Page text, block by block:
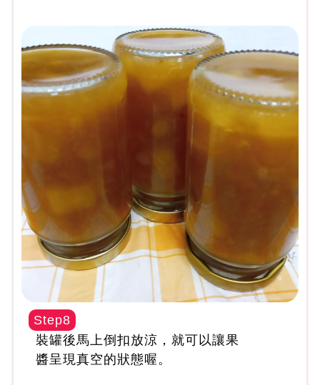
Step8
裝罐後馬上倒扣放涼，就可以讓果
醬呈現真空的狀態喔。